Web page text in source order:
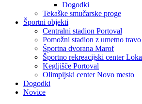
Dogodki
Tekaške smučarske proge
Športni objekti
Centralni stadion Portoval
Pomožni stadion z umetno travo
Športna dvorana Marof
Športno rekreacijski center Loka
Kegljišče Portoval
Olimpijski center Novo mesto
Dogodki
Novice